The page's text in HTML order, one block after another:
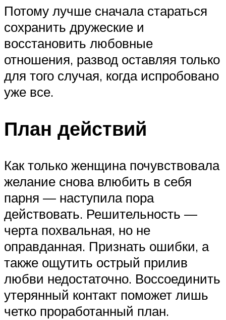
Потому лучше сначала стараться
сохранить дружеские и
восстановить любовные
отношения, развод оставляя только
для того случая, когда испробовано
уже все.
План действий
Как только женщина почувствовала
желание снова влюбить в себя
парня — наступила пора
действовать. Решительность —
черта похвальная, но не
оправданная. Признать ошибки, а
также ощутить острый прилив
любви недостаточно. Воссоединить
утерянный контакт поможет лишь
четко проработанный план.